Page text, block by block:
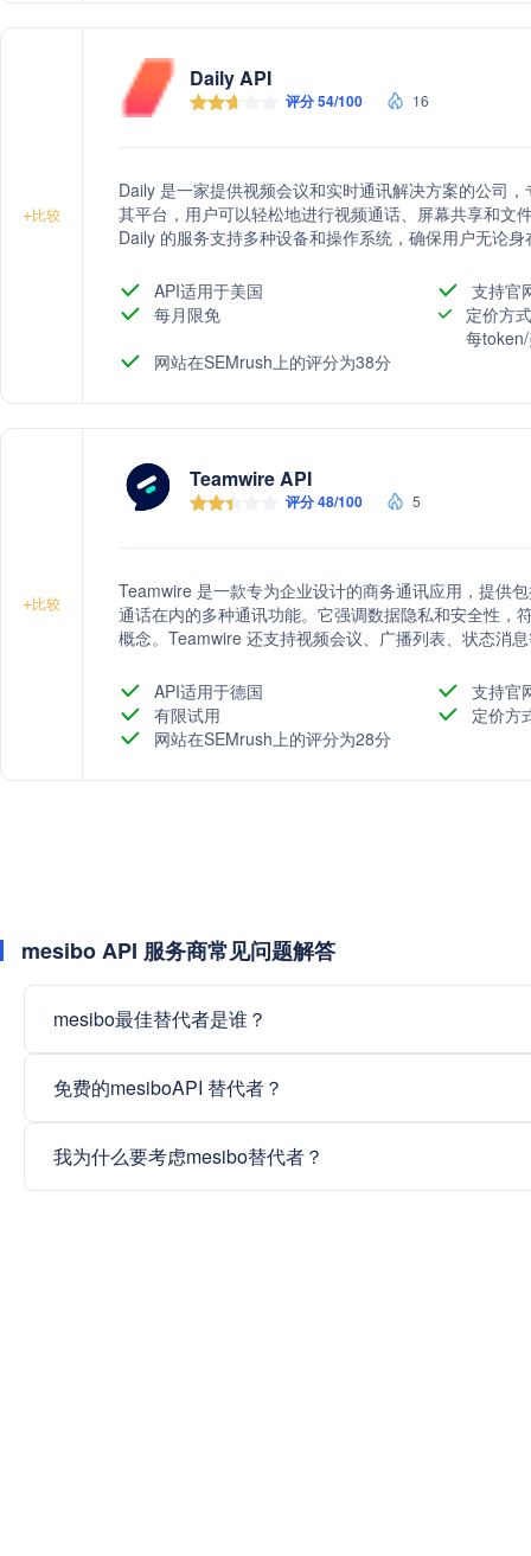
+比较
Daily API
评分 54/100 16
Daily 是一家提供视频会议和实时通讯解决方案的公司
其平台，用户可以轻松地进行视频通话、屏幕共享和文
Daily 的服务支持多种设备和操作系统，确保用户无论
API适用于美国
支持官
每月限免
定价方
每
网站在SEMrush上的评分为38分
+比较
Teamwire API
评分 48/100 5
Teamwire 是一款专为企业设计的商务通讯应用，提供
通话在内的多种通讯功能。它强调数据隐私和安全性，
概念。Teamwire 还支持视频会议、广播列表、状态消
到大型企业的多样化需求。
API适用于德国
支持官
有限试用
定价方
网站在SEMrush上的评分为28分
mesibo API 服务商常见问题解答
mesibo最佳替代者是谁？
免费的mesiboAPI 替代者？
我为什么要考虑mesibo替代者？